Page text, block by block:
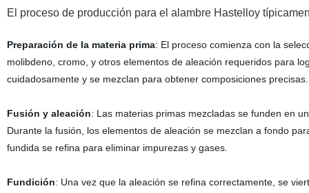
El proceso de producción para el alambre Hastelloy
Preparación de la materia prima: El proceso comienza con la
molibdeno, cromo, y otros elementos de aleación requeridos para
cuidadosamente y se mezclan para obtener composiciones precisas.
Fusión y aleación: Las materias primas mezcladas se funden en
Durante la fusión, los elementos de aleación se mezclan a fondo
fundida se refina para eliminar impurezas y gases.
Fundición: Una vez que la aleación se refina correctamente, se